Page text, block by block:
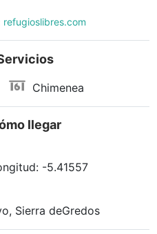
refugioslibres.com
Chimenea
llegar
-5.41557
Sierra deGredos